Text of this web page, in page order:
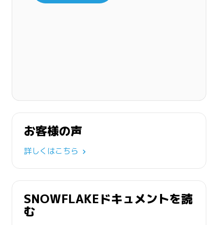
お客様の声
詳しくはこちら
SNOWFLAKEドキュメントを読
む